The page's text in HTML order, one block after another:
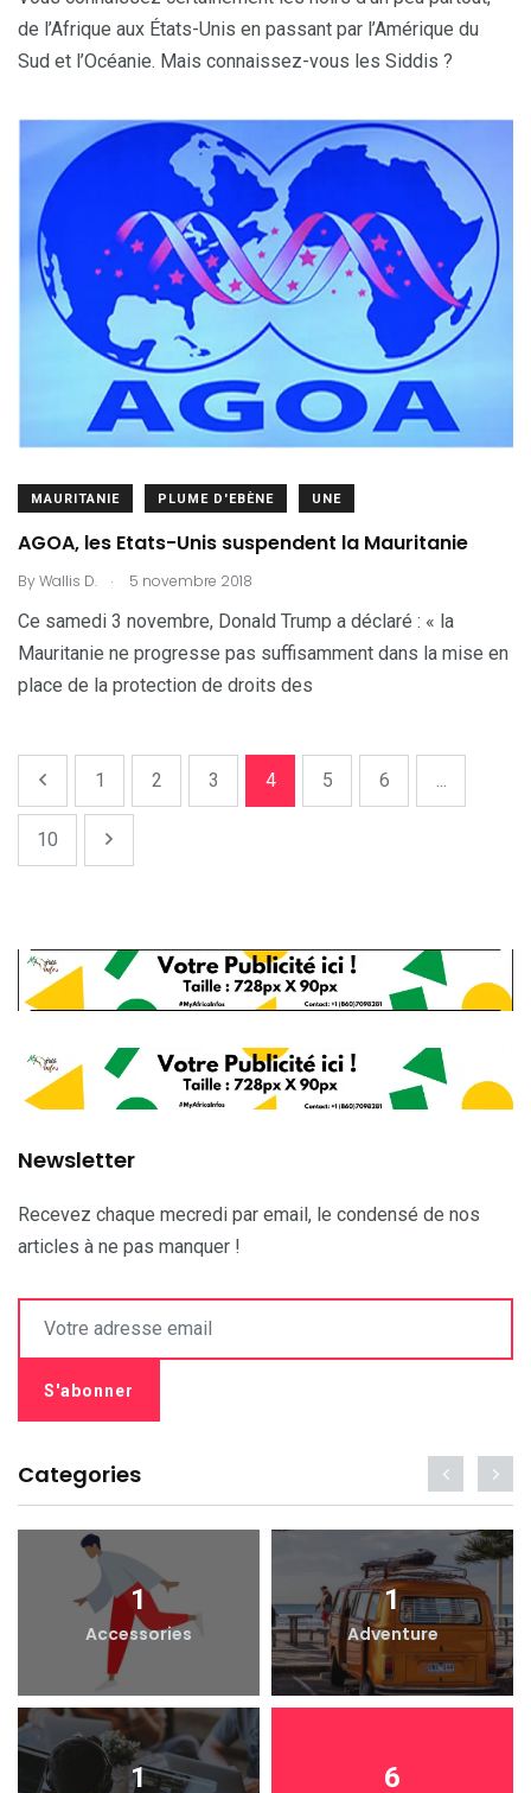
de l’Afrique aux États-Unis en passant par l’Amérique du
Sud et l’Océanie. Mais connaissez-vous les Siddis ?
MAURITANIE PLUME D'EBÈNE UNE
AGOA, les Etats-Unis suspendent la Mauritanie
ByWallis D. . 5 novembre 2018
Ce samedi 3 novembre, Donald Trump a déclaré : « la
Mauritanie ne progresse pas suffisamment dans la mise en
place de la protection de droits des
1 2 3 4 5 6 ...
10
Newsletter
Recevez chaque mecredi par email, le condensé de nos
articles à ne pas manquer !
Categories
1
Accessories
1
Adventure
1 6